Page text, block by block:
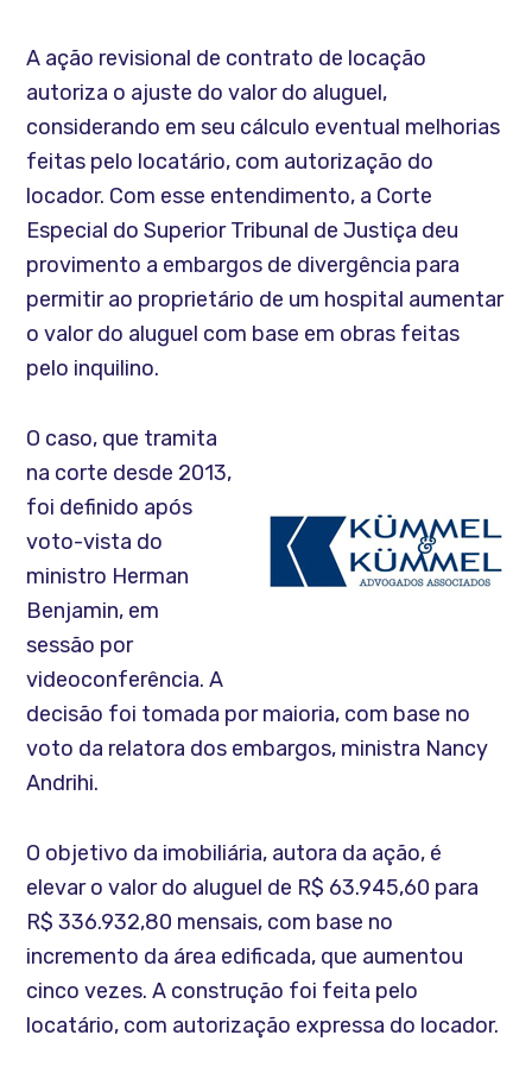
A ação revisional de contrato de locação
autoriza o ajuste do valor do aluguel,
considerando em seu cálculo eventual melhorias
feitas pelo locatário, com autorização do
locador. Com esse entendimento, a Corte
Especial do Superior Tribunal de Justiça deu
provimento a embargos de divergência para
permitir ao proprietário de um hospital aumentar
o valor do aluguel com base em obras feitas
pelo inquilino.
O caso, que tramita
na corte desde 2013,
foi definido após
voto-vista do
ministro Herman
Benjamin, em
sessão por
videoconferência. A
decisão foi tomada por maioria, com base no
voto da relatora dos embargos, ministra Nancy
Andrihi.
O objetivo da imobiliária, autora da ação, é
elevar o valor do aluguel de R$ 63.945,60 para
R$ 336.932,80 mensais, com base no
incremento da área edificada, que aumentou
cinco vezes. A construção foi feita pelo
locatário, com autorização expressa do locador.